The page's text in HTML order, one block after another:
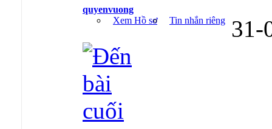
quyenvuong
Xem Hồ sơ
Tin nhắn riêng 31-